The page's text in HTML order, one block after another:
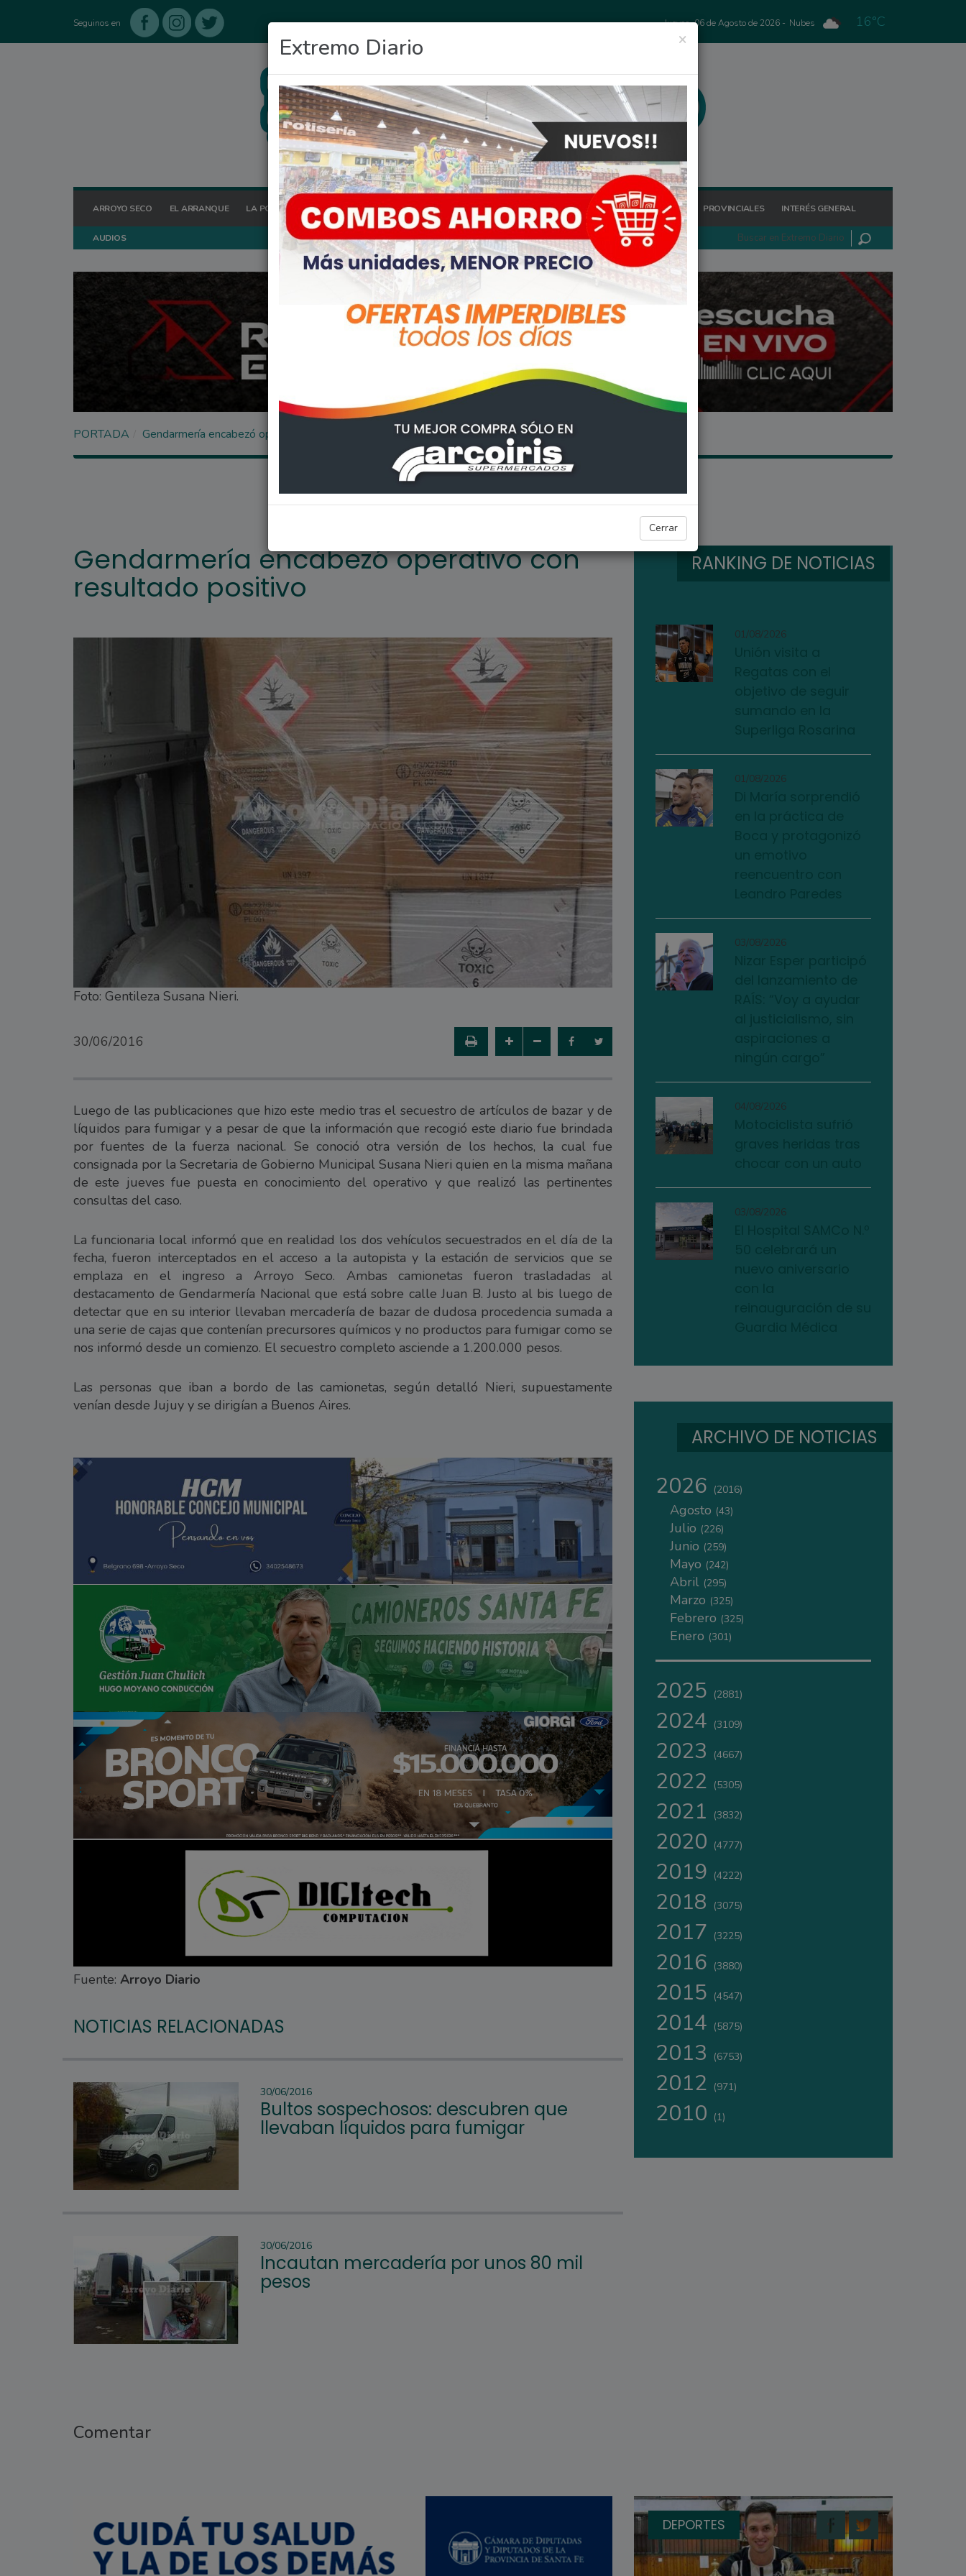
Seguinos en Jueves, 06 de Agosto de 2026 - Nubes 16°C
ARROYO SECO EL ARRANQUE LA POSTA HOY OCIO DEPORTES FIGHIERA GENERAL LAGOS POLICIALES REGIONALES PROVINCIALES INTERÉS GENERAL
AUDIOS
×
Extremo Diario
Cerrar
PORTADA Gendarmería encabezó operativo con resultado positivo
ARROYO SECO
Gendarmería encabezó operativo con
resultado positivo
Foto: Gentileza Susana Nieri.
30/06/2016
Luego de las publicaciones que hizo este medio tras el secuestro de artículos de bazar y de
líquidos para fumigar y a pesar de que la información que recogió este diario fue brindada
por fuentes de la fuerza nacional. Se conoció otra versión de los hechos, la cual fue
consignada por la Secretaria de Gobierno Municipal Susana Nieri quien en la misma mañana
de este jueves fue puesta en conocimiento del operativo y que realizó las pertinentes
consultas del caso.
La funcionaria local informó que en realidad los dos vehículos secuestrados en el día de la
fecha, fueron interceptados en el acceso a la autopista y la estación de servicios que se
emplaza en el ingreso a Arroyo Seco. Ambas camionetas fueron trasladadas al
destacamento de Gendarmería Nacional que está sobre calle Juan B. Justo al bis luego de
detectar que en su interior llevaban mercadería de bazar de dudosa procedencia sumada a
una serie de cajas que contenían precursores químicos y no productos para fumigar como se
nos informó desde un comienzo. El secuestro completo asciende a 1.200.000 pesos.
Las personas que iban a bordo de las camionetas, según detalló Nieri, supuestamente
venían desde Jujuy y se dirigían a Buenos Aires.
Fuente: Arroyo Diario
NOTICIAS RELACIONADAS
30/06/2016
Bultos sospechosos: descubren que
llevaban líquidos para fumigar
30/06/2016
Incautan mercadería por unos 80 mil
pesos
Comentar
RANKING DE NOTICIAS
01/08/2026
01/08/2026
03/08/2026
04/08/2026
03/08/2026
ARCHIVO DE NOTICIAS
2026 (2016)
Agosto (43)
Julio (226)
Junio (259)
Mayo (242)
Abril (295)
Marzo (325)
Febrero (325)
Enero (301)
2025 (2881)
2024 (3109)
2023 (4667)
2022 (5305)
2021 (3832)
2020 (4777)
2019 (4222)
2018 (3075)
2017 (3225)
2016 (3880)
2015 (4547)
2014 (5875)
2013 (6753)
2012 (971)
2010 (1)
DEPORTES